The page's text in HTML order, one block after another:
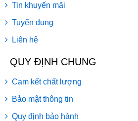
Tin khuyến mãi
Tuyển dụng
Liên hệ
QUY ĐỊNH CHUNG
Cam kết chất lượng
Bảo mật thông tin
Quy định bảo hành